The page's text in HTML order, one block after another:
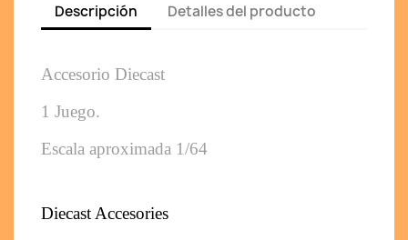
Descripción Detalles del producto
Accesorio Diecast
1 Juego.
Escala aproximada 1/64
Diecast Accesories